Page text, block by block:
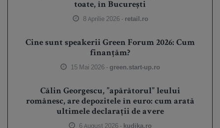
toate, în București
8 Aprilie 2026 - retail.ro
Cine sunt speakerii Green Forum 2026: Cum
finanțăm?
15 Mai 2026 - green.start-up.ro
Călin Georgescu, ”apărătorul” leului
românesc, are depozitele în euro: cum arată
ultimele declarații de avere
6 August 2026 - kudika.ro